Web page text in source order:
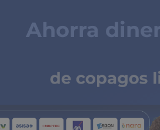
Ahorra
de copagos